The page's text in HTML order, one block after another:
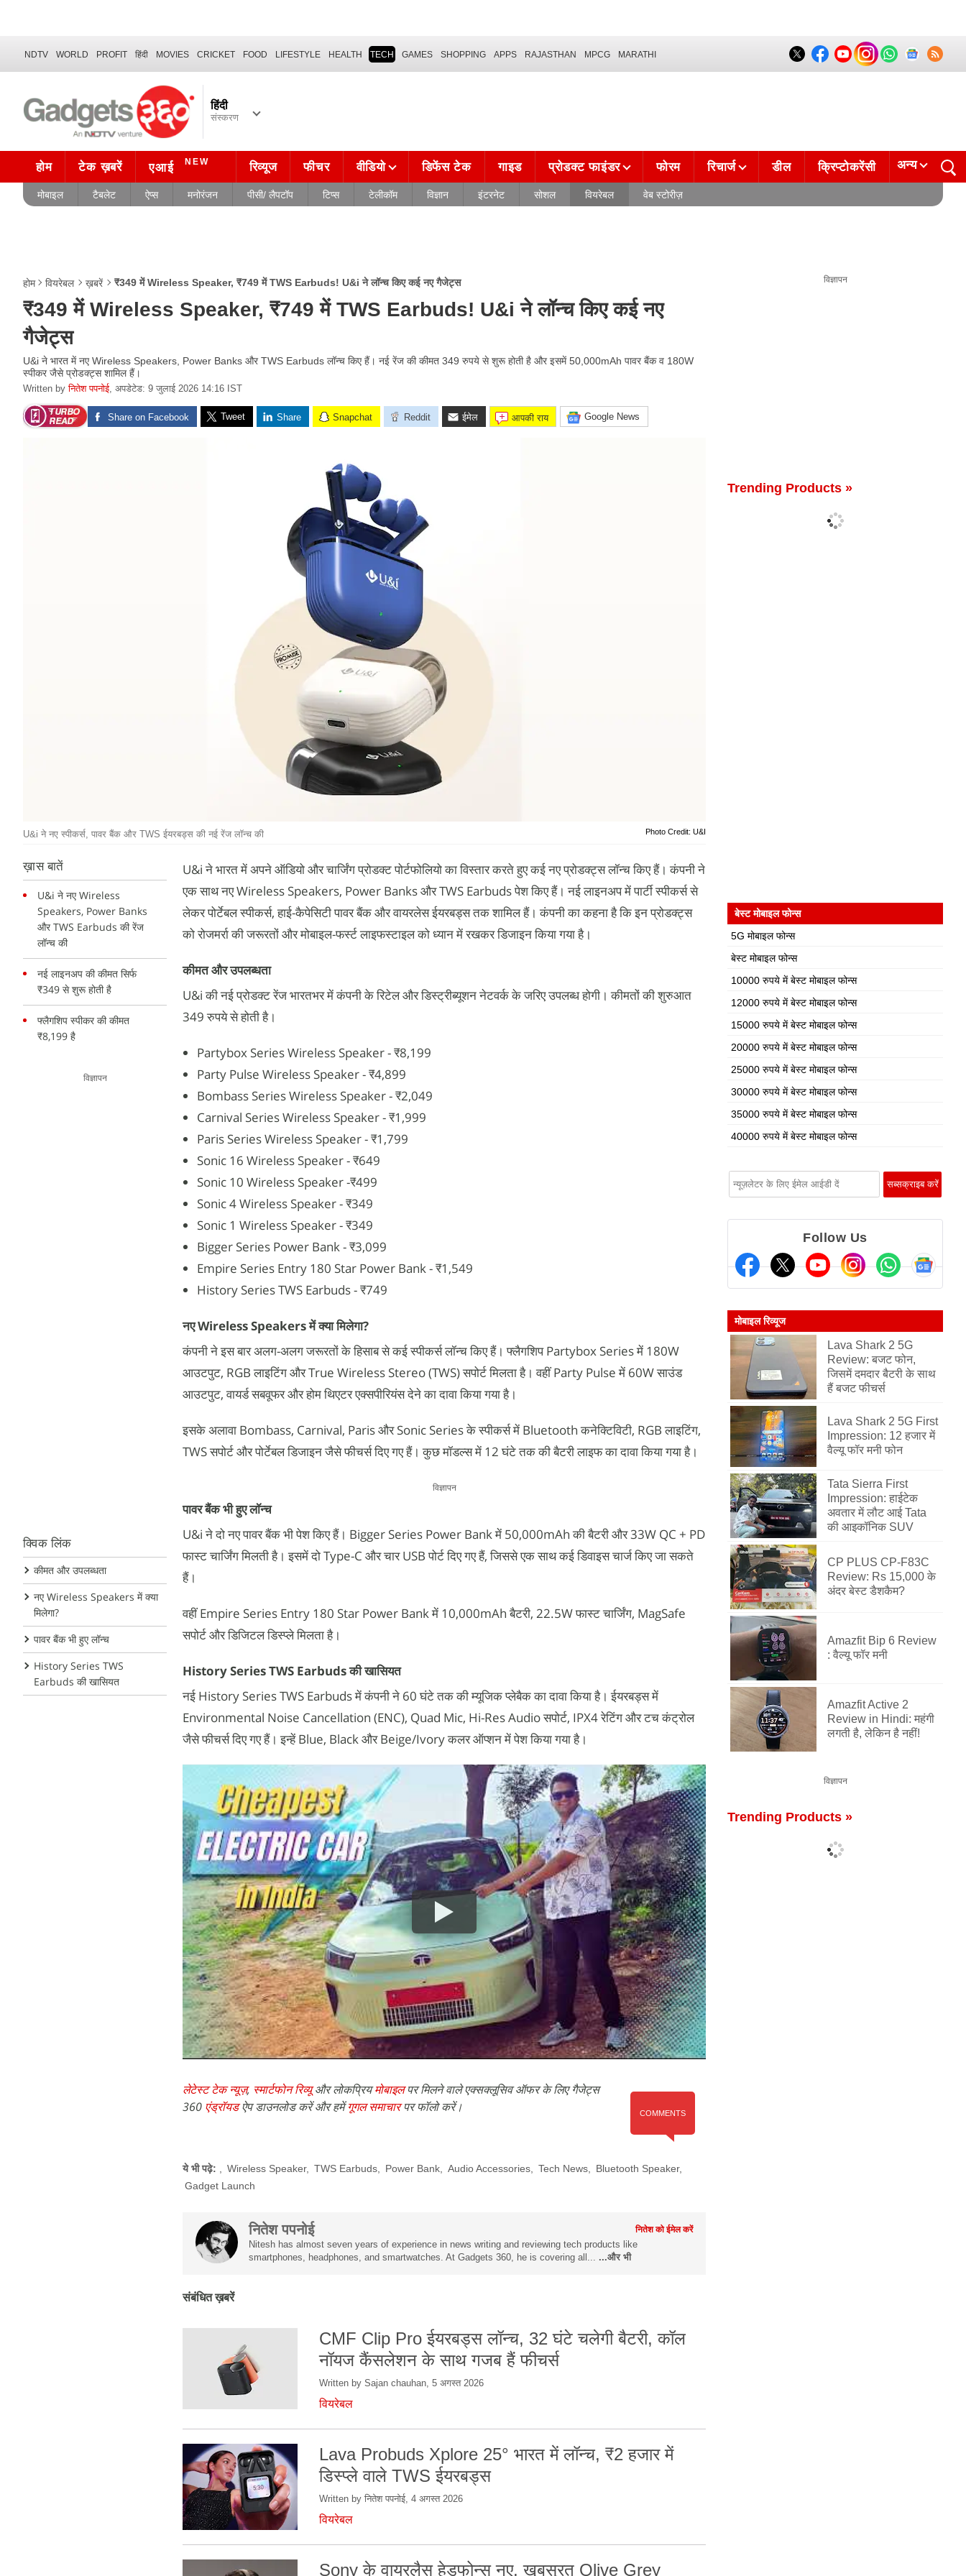
NDTV WORLD PROFIT हिंदी MOVIES CRICKET FOOD LIFESTYLE HEALTH TECH GAMES SHOPPING APPS RAJASTHAN MPCG MARATHI
हिंदी
संस्करण
होम टेक ख़बरें एआई NEW रिव्यूज फीचर वीडियो डिफेंस टेक गाइड प्रोडक्ट फाइंडर फोरम रिचार्ज डील क्रिप्टोकरेंसी अन्य
मोबाइल टैबलेट ऐप्स मनोरंजन पीसी/ लैपटॉप टिप्स टेलीकॉम विज्ञान इंटरनेट सोशल वियरेबल वेब स्टोरीज़
होम वियरेबल ख़बरें ₹349 में Wireless Speaker, ₹749 में TWS Earbuds! U&i ने लॉन्च किए कई नए गैजेट्स
₹349 में Wireless Speaker, ₹749 में TWS Earbuds! U&i ने लॉन्च किए कई नए
गैजेट्स
U&i ने भारत में नए Wireless Speakers, Power Banks और TWS Earbuds लॉन्च किए हैं। नई रेंज की कीमत 349 रुपये से शुरू होती है और इसमें 50,000mAh पावर बैंक व 180W
स्पीकर जैसे प्रोडक्ट्स शामिल हैं।
Written byनितेश पपनोई, अपडेटेड: 9 जुलाई 2026 14:16 IST
Share on Facebook Tweet Share Snapchat Reddit ईमेल आपकी राय Google News
Photo Credit: U&I
U&i ने नए स्पीकर्स, पावर बैंक और TWS ईयरबड्स की नई रेंज लॉन्च की
ख़ास बातें
U&i ने नए Wireless
Speakers, Power Banks
और TWS Earbuds की रेंज
लॉन्च की
नई लाइनअप की कीमत सिर्फ
₹349 से शुरू होती है
फ्लैगशिप स्पीकर की कीमत
₹8,199 है
विज्ञापन
क्विक लिंक
कीमत और उपलब्धता
नए Wireless Speakers में क्या
मिलेगा?
पावर बैंक भी हुए लॉन्च
History Series TWS
Earbuds की खासियत
U&i ने भारत में अपने ऑडियो और चार्जिंग प्रोडक्ट पोर्टफोलियो का विस्तार करते हुए कई नए प्रोडक्ट्स लॉन्च किए हैं। कंपनी ने
एक साथ नए Wireless Speakers, Power Banks और TWS Earbuds पेश किए हैं। नई लाइनअप में पार्टी स्पीकर्स से
लेकर पोर्टेबल स्पीकर्स, हाई-कैपेसिटी पावर बैंक और वायरलेस ईयरबड्स तक शामिल हैं। कंपनी का कहना है कि इन प्रोडक्ट्स
को रोजमर्रा की जरूरतों और मोबाइल-फर्स्ट लाइफस्टाइल को ध्यान में रखकर डिजाइन किया गया है।
कीमत और उपलब्धता
U&i की नई प्रोडक्ट रेंज भारतभर में कंपनी के रिटेल और डिस्ट्रीब्यूशन नेटवर्क के जरिए उपलब्ध होगी। कीमतों की शुरुआत
349 रुपये से होती है।
Partybox Series Wireless Speaker - ₹8,199
Party Pulse Wireless Speaker - ₹4,899
Bombass Series Wireless Speaker - ₹2,049
Carnival Series Wireless Speaker - ₹1,999
Paris Series Wireless Speaker - ₹1,799
Sonic 16 Wireless Speaker - ₹649
Sonic 10 Wireless Speaker -₹499
Sonic 4 Wireless Speaker - ₹349
Sonic 1 Wireless Speaker - ₹349
Bigger Series Power Bank - ₹3,099
Empire Series Entry 180 Star Power Bank - ₹1,549
History Series TWS Earbuds - ₹749
नए Wireless Speakers में क्या मिलेगा?
कंपनी ने इस बार अलग-अलग जरूरतों के हिसाब से कई स्पीकर्स लॉन्च किए हैं। फ्लैगशिप Partybox Series में 180W
आउटपुट, RGB लाइटिंग और True Wireless Stereo (TWS) सपोर्ट मिलता है। वहीं Party Pulse में 60W साउंड
आउटपुट, वायर्ड सबवूफर और होम थिएटर एक्सपीरियंस देने का दावा किया गया है।
इसके अलावा Bombass, Carnival, Paris और Sonic Series के स्पीकर्स में Bluetooth कनेक्टिविटी, RGB लाइटिंग,
TWS सपोर्ट और पोर्टेबल डिजाइन जैसे फीचर्स दिए गए हैं। कुछ मॉडल्स में 12 घंटे तक की बैटरी लाइफ का दावा किया गया है।
विज्ञापन
पावर बैंक भी हुए लॉन्च
U&i ने दो नए पावर बैंक भी पेश किए हैं। Bigger Series Power Bank में 50,000mAh की बैटरी और 33W QC + PD
फास्ट चार्जिंग मिलती है। इसमें दो Type-C और चार USB पोर्ट दिए गए हैं, जिससे एक साथ कई डिवाइस चार्ज किए जा सकते
हैं।
वहीं Empire Series Entry 180 Star Power Bank में 10,000mAh बैटरी, 22.5W फास्ट चार्जिंग, MagSafe
सपोर्ट और डिजिटल डिस्प्ले मिलता है।
History Series TWS Earbuds की खासियत
नई History Series TWS Earbuds में कंपनी ने 60 घंटे तक की म्यूजिक प्लेबैक का दावा किया है। ईयरबड्स में
Environmental Noise Cancellation (ENC), Quad Mic, Hi-Res Audio सपोर्ट, IPX4 रेटिंग और टच कंट्रोल
जैसे फीचर्स दिए गए हैं। इन्हें Blue, Black और Beige/Ivory कलर ऑप्शन में पेश किया गया है।
COMMENTS
लेटेस्ट टेक न्यूज़, स्मार्टफोन रिव्यूऔर लोकप्रियमोबाइलपर मिलने वाले एक्सक्लूसिव ऑफर के लिए गैजेट्स
360 एंड्रॉयडऐप डाउनलोड करें और हमेंगूगल समाचारपर फॉलो करें।
ये भी पढ़े: Wireless Speaker, TWS Earbuds Power Bank Audio Accessories Tech News Bluetooth Speaker,
Gadget Launch
नितेश पपनोई नितेश को ईमेल करें
Nitesh has almost seven years of experience in news writing and reviewing tech products like
smartphones, headphones, and smartwatches. At Gadgets 360, he is covering all... ...और भी
संबंधित ख़बरें
CMF Clip Pro ईयरबड्स लॉन्च, 32 घंटे चलेगी बैटरी, कॉल
नॉयज कैंसलेशन के साथ गजब हैं फीचर्स
Written by Sajan chauhan, 5 अगस्त 2026
वियरेबल
Lava Probuds Xplore 25° भारत में लॉन्च, ₹2 हजार में
डिस्प्ले वाले TWS ईयरबड्स
Written by नितेश पपनोई, 4 अगस्त 2026
वियरेबल
Sony के वायरलैस हेडफोन्स नए, खूबसूरत Olive Grey
विज्ञापन
Trending Products »
बेस्ट मोबाइल फोन्स
5G मोबाइल फोन्स
बेस्ट मोबाइल फोन्स
10000 रुपये में बेस्ट मोबाइल फोन्स
12000 रुपये में बेस्ट मोबाइल फोन्स
15000 रुपये में बेस्ट मोबाइल फोन्स
20000 रुपये में बेस्ट मोबाइल फोन्स
25000 रुपये में बेस्ट मोबाइल फोन्स
30000 रुपये में बेस्ट मोबाइल फोन्स
35000 रुपये में बेस्ट मोबाइल फोन्स
40000 रुपये में बेस्ट मोबाइल फोन्स
Follow Us
मोबाइल रिव्यूज
Lava Shark 2 5G
Review: बजट फोन,
जिसमें दमदार बैटरी के साथ
हैं बजट फीचर्स
Lava Shark 2 5G First
Impression: 12 हजार में
वैल्यू फॉर मनी फोन
Tata Sierra First
Impression: हाईटेक
अवतार में लौट आई Tata
की आइकॉनिक SUV
CP PLUS CP-F83C
Review: Rs 15,000 के
अंदर बेस्ट डैशकैम?
Amazfit Bip 6 Review
: वैल्यू फॉर मनी
Amazfit Active 2
Review in Hindi: महंगी
लगती है, लेकिन है नहीं!
विज्ञापन
Trending Products »